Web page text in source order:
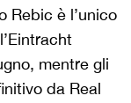
Rebic è l’unico
mentre gli
da Real